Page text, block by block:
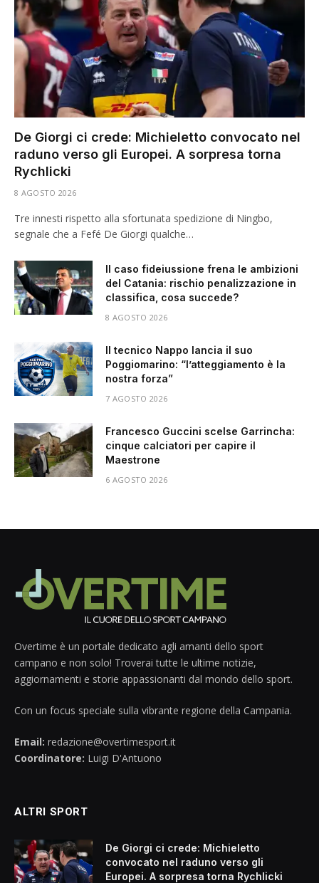
De Giorgi ci crede: Michieletto convocato nel
raduno verso gli Europei. A sorpresa torna
Rychlicki
8 AGOSTO 2026
Tre innesti rispetto alla sfortunata spedizione di Ningbo,
segnale che a Fefé De Giorgi qualche…
Il caso fideiussione frena le ambizioni
del Catania: rischio penalizzazione in
classifica, cosa succede?
8 AGOSTO 2026
Il tecnico Nappo lancia il suo
Poggiomarino: “l’atteggiamento è la
nostra forza”
7 AGOSTO 2026
Francesco Guccini scelse Garrincha:
cinque calciatori per capire il
Maestrone
6 AGOSTO 2026
Overtime è un portale dedicato agli amanti dello sport
campano e non solo! Troverai tutte le ultime notizie,
aggiornamenti e storie appassionanti dal mondo dello sport.
Con un focus speciale sulla vibrante regione della Campania.
Email: redazione@overtimesport.it
Coordinatore: Luigi D'Antuono
ALTRI SPORT
De Giorgi ci crede: Michieletto
convocato nel raduno verso gli
Europei. A sorpresa torna Rychlicki